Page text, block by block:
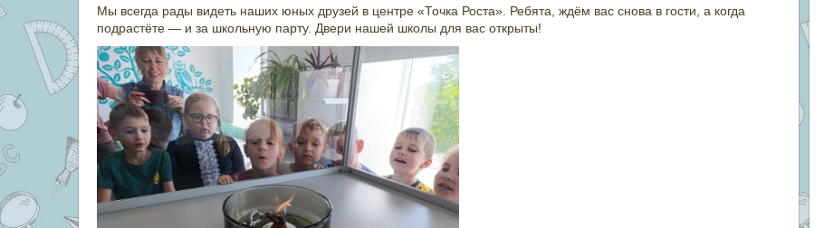
Мы всегда рады видеть наших юных друзей в центре «Точка Роста». Ребята, ждём вас снова в гости, а когда
подрастёте — и за школьную парту. Двери нашей школы для вас открыты!